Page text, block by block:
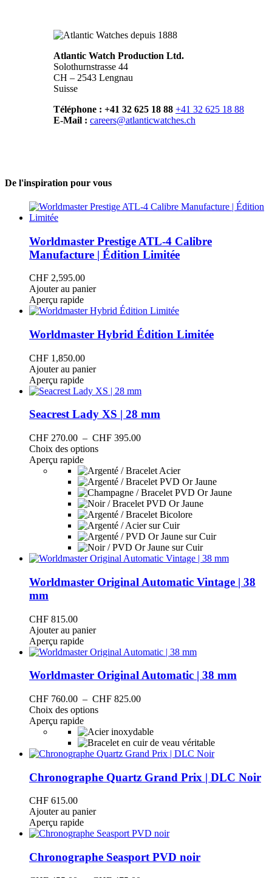
Atlantic Watch Production Ltd.
Solothurnstrasse 44
CH – 2543 Lengnau
Suisse
Téléphone : +41 32 625 18 88 +41 32 625 18 88
E-Mail : careers@atlanticwatches.ch
De l'inspiration pour vous
Worldmaster Prestige ATL-4 Calibre
Manufacture | Édition Limitée
CHF 2,595.00
Ajouter au panier
Aperçu rapide
Worldmaster Hybrid Édition Limitée
CHF 1,850.00
Ajouter au panier
Aperçu rapide
Seacrest Lady XS | 28 mm
CHF 270.00 – CHF 395.00Plage
CHF 270.00
à
CHF 395.00
Choix des optionsCe
a
plusieurs
variations.
Les
options
peuvent
être
choisies
sur
page
du
Aperçu rapide
Worldmaster Original Automatic Vintage | 38
mm
CHF 815.00
Ajouter au panier
Aperçu rapide
Worldmaster Original Automatic | 38 mm
CHF 760.00 – CHF 825.00Plage
CHF 760.00
à
CHF 825.00
Choix des optionsCe
a
plusieurs
variations.
options
peuvent
la
page
du
produit
Aperçu rapide
Chronographe Quartz Grand Prix | DLC Noir
CHF 615.00
Ajouter au panier
Aperçu rapide
Chronographe Seasport PVD noir